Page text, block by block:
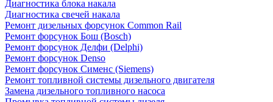
Диагностика блока накала
Диагностика свечей накала
Ремонт дизельных форсунок Common Rail
Ремонт форсунок Бош (Bosch)
Ремонт форсунок Делфи (Delphi)
Ремонт форсунок Denso
Ремонт форсунок Сименс (Siemens)
Ремонт топливной системы дизельного двигателя
Замена дизельного топливного насоса